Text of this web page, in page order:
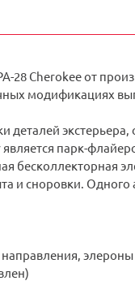
28 Cherokee от
модификациях
парк-
и сноровки. Одного
направления, элероны